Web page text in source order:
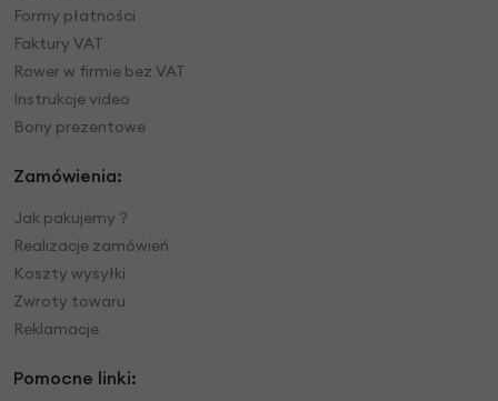
Formy płatności
Faktury VAT
Rower w firmie bez VAT
Instrukcje video
Bony prezentowe
Zamówienia:
Jak pakujemy ?
Realizacje zamówień
Koszty wysyłki
Zwroty towaru
Reklamacje
Pomocne linki: